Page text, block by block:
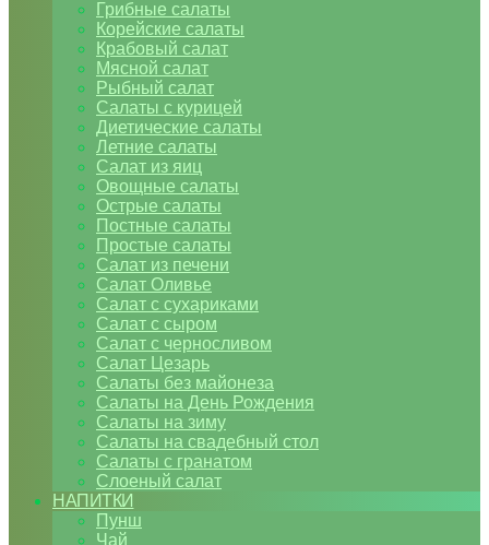
Грибные салаты
Корейские салаты
Крабовый салат
Мясной салат
Рыбный салат
Салаты с курицей
Диетические салаты
Летние салаты
Салат из яиц
Овощные салаты
Острые салаты
Постные салаты
Простые салаты
Салат из печени
Салат Оливье
Салат с сухариками
Салат с сыром
Салат с черносливом
Салат Цезарь
Салаты без майонеза
Салаты на День Рождения
Салаты на зиму
Салаты на свадебный стол
Салаты с гранатом
Слоеный салат
НАПИТКИ
Пунш
Чай